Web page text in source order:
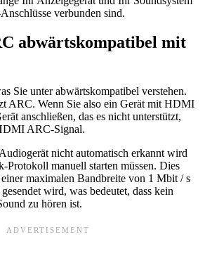
verbunden sind.
abwärtskompatibel mit
Sie unter abwärtskompatibel verstehen.
ARC. Wenn Sie also ein Gerät mit HDMI
anschließen, das es nicht unterstützt,
ARC-Signal.
nicht automatisch erkannt wird
Protokoll manuell starten müssen. Dies
einer maximalen Bandbreite von 1 Mbit / s
wird, was bedeutet, dass kein
zu hören ist.